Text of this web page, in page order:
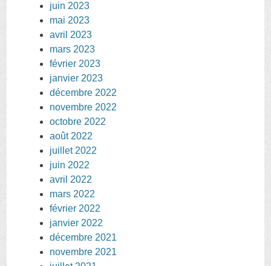
juin 2023
mai 2023
avril 2023
mars 2023
février 2023
janvier 2023
décembre 2022
novembre 2022
octobre 2022
août 2022
juillet 2022
juin 2022
avril 2022
mars 2022
février 2022
janvier 2022
décembre 2021
novembre 2021